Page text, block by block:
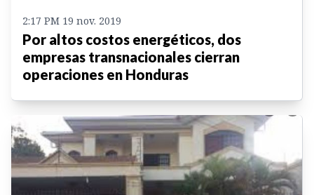
2:17 PM 19 nov. 2019
Por altos costos energéticos, dos
empresas transnacionales cierran
operaciones en Honduras